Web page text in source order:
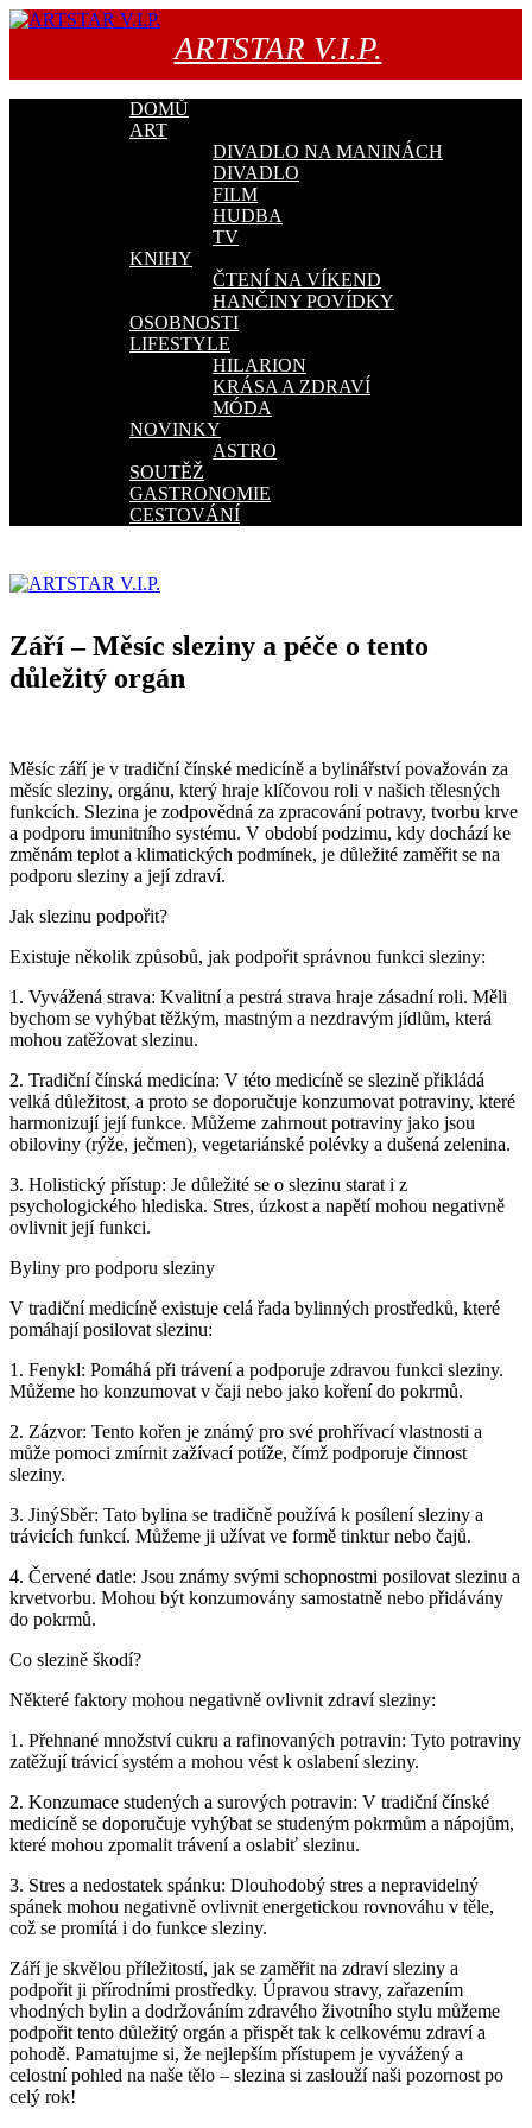
Přejít
webu
ARTSTAR V.I.P.
DOMŮ
ART
DIVADLO NA MANINÁCH
DIVADLO
FILM
HUDBA
TV
KNIHY
ČTENÍ NA VÍKEND
HANČINY POVÍDKY
OSOBNOSTI
LIFESTYLE
HILARION
KRÁSA A ZDRAVÍ
MÓDA
NOVINKY
ASTRO
SOUTĚŽ
GASTRONOMIE
CESTOVÁNÍ
Září – Měsíc sleziny a péče o tento
důležitý orgán
Měsíc září je v tradiční čínské medicíně a bylinářství považován za
měsíc sleziny, orgánu, který hraje klíčovou roli v našich tělesných
funkcích. Slezina je zodpovědná za zpracování potravy, tvorbu krve
a podporu imunitního systému. V období podzimu, kdy dochází ke
změnám teplot a klimatických podmínek, je důležité zaměřit se na
podporu sleziny a její zdraví.
Jak slezinu podpořit?
Existuje několik způsobů, jak podpořit správnou funkci sleziny:
1. Vyvážená strava: Kvalitní a pestrá strava hraje zásadní roli. Měli
bychom se vyhýbat těžkým, mastným a nezdravým jídlům, která
mohou zatěžovat slezinu.
2. Tradiční čínská medicína: V této medicíně se slezině přikládá
velká důležitost, a proto se doporučuje konzumovat potraviny, které
harmonizují její funkce. Můžeme zahrnout potraviny jako jsou
obiloviny (rýže, ječmen), vegetariánské polévky a dušená zelenina.
3. Holistický přístup: Je důležité se o slezinu starat i z
psychologického hlediska. Stres, úzkost a napětí mohou negativně
ovlivnit její funkci.
Byliny pro podporu sleziny
V tradiční medicíně existuje celá řada bylinných prostředků, které
pomáhají posilovat slezinu:
1. Fenykl: Pomáhá při trávení a podporuje zdravou funkci sleziny.
Můžeme ho konzumovat v čaji nebo jako koření do pokrmů.
2. Zázvor: Tento kořen je známý pro své prohřívací vlastnosti a
může pomoci zmírnit zažívací potíže, čímž podporuje činnost
sleziny.
3. JinýSběr: Tato bylina se tradičně používá k posílení sleziny a
trávicích funkcí. Můžeme ji užívat ve formě tinktur nebo čajů.
4. Červené datle: Jsou známy svými schopnostmi posilovat slezinu a
krvetvorbu. Mohou být konzumovány samostatně nebo přidávány
do pokrmů.
Co slezině škodí?
Některé faktory mohou negativně ovlivnit zdraví sleziny:
1. Přehnané množství cukru a rafinovaných potravin: Tyto potraviny
zatěžují trávicí systém a mohou vést k oslabení sleziny.
2. Konzumace studených a surových potravin: V tradiční čínské
medicíně se doporučuje vyhýbat se studeným pokrmům a nápojům,
které mohou zpomalit trávení a oslabiť slezinu.
3. Stres a nedostatek spánku: Dlouhodobý stres a nepravidelný
spánek mohou negativně ovlivnit energetickou rovnováhu v těle,
což se promítá i do funkce sleziny.
Září je skvělou příležitostí, jak se zaměřit na zdraví sleziny a
podpořit ji přírodními prostředky. Úpravou stravy, zařazením
vhodných bylin a dodržováním zdravého životního stylu můžeme
podpořit tento důležitý orgán a přispět tak k celkovému zdraví a
pohodě. Pamatujme si, že nejlepším přístupem je vyvážený a
celostní pohled na naše tělo – slezina si zaslouží naši pozornost po
celý rok!